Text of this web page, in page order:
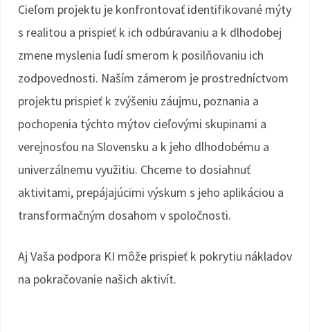
Cieľom projektu je konfrontovať identifikované mýty
s realitou a prispieť k ich odbúravaniu a k dlhodobej
zmene myslenia ľudí smerom k posilňovaniu ich
zodpovednosti. Naším zámerom je prostredníctvom
projektu prispieť k zvýšeniu záujmu, poznania a
pochopenia týchto mýtov cieľovými skupinami a
verejnosťou na Slovensku a k jeho dlhodobému a
univerzálnemu využitiu. Chceme to dosiahnuť
aktivitami, prepájajúcimi výskum s jeho aplikáciou a
transformačným dosahom v spoločnosti.
Aj Vaša podpora KI môže prispieť k pokrytiu nákladov
na pokračovanie našich aktivít.